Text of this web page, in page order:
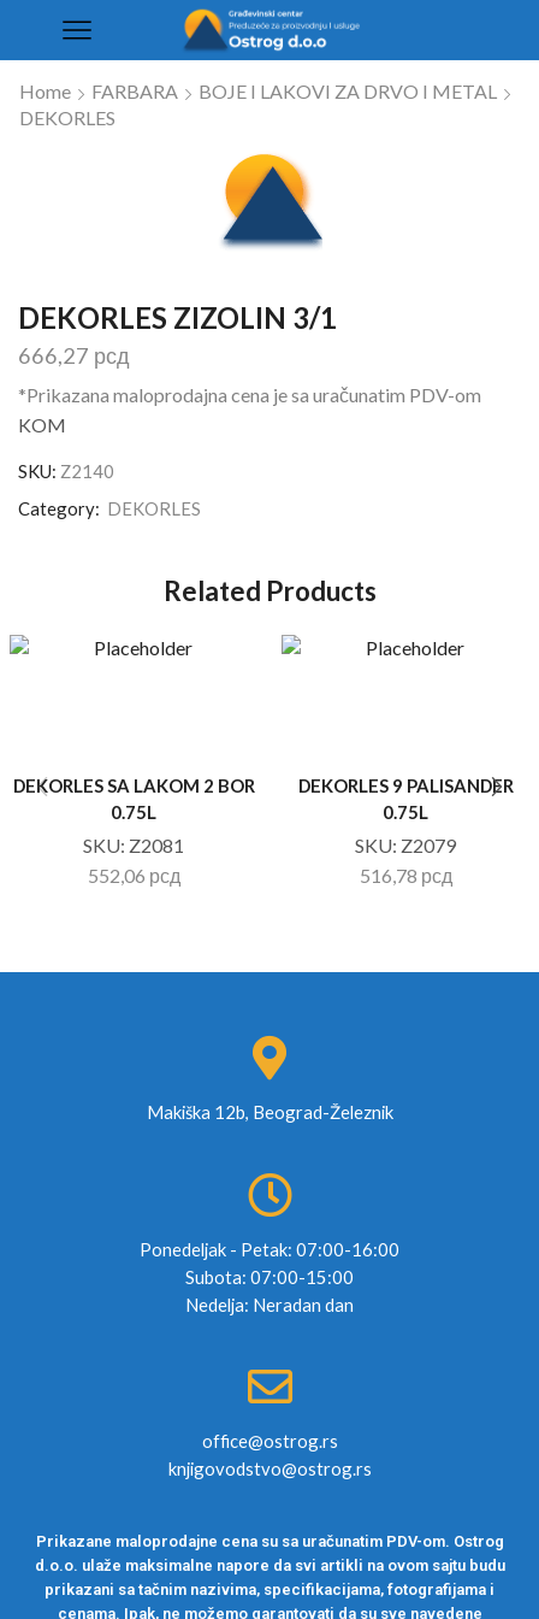
Home FARBARA
BOJE I LAKOVI ZA DRVO I METAL
DEKORLES
DEKORLES ZIZOLIN 3/1
666,27 рсд
*Prikazana maloprodajna cena je sa uračunatim PDV-om
KOM
SKU: Z2140
Category: DEKORLES
Related Products
DEKORLES SA LAKOM 2 BOR
0.75L
SKU: Z2081
552,06 рсд
DEKORLES 9 PALISANDER
0.75L
SKU: Z2079
516,78 рсд
Makiška 12b, Beograd-Železnik
Ponedeljak - Petak: 07:00-16:00
Subota: 07:00-15:00
Nedelja: Neradan dan
office@ostrog.rs
knjigovodstvo@ostrog.rs
Prikazane maloprodajne cena su sa uračunatim PDV-om. Ostrog
d.o.o. ulaže maksimalne napore da svi artikli na ovom sajtu budu
prikazani sa tačnim nazivima, specifikacijama, fotografijama i
cenama. Ipak, ne možemo garantovati da su sve navedene